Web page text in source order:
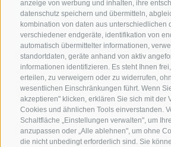
anzeige von werbung und inhalten, ihre
datenschutz speichern und übermitteln,
kombination von daten aus unterschiedlichen
verschiedener endgeräte, identifikation von
automatisch übermittelter informationen,
standortdaten, geräte anhand von aktiv
informationen identifizieren. Es steht Ihnen
erteilen, zu verweigern oder zu widerrufen,
wesentlichen Einschränkungen führt. Wenn
akzeptieren" klicken, erklären Sie sich mit der
Cookies und ähnlichen Tools einverstanden.
Schaltfläche „Einstellungen verwalten", um
anzupassen oder „Alle ablehnen", um ohne
die nicht unbedingt erforderlich sind. Sie
Rittner Horn